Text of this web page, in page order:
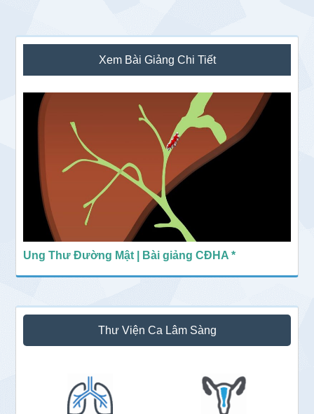
Sidebar
chính
Xem Bài Giảng Chi Tiết
Ung Thư Đường Mật | Bài giảng CĐHA *
Thư Viện Ca Lâm Sàng